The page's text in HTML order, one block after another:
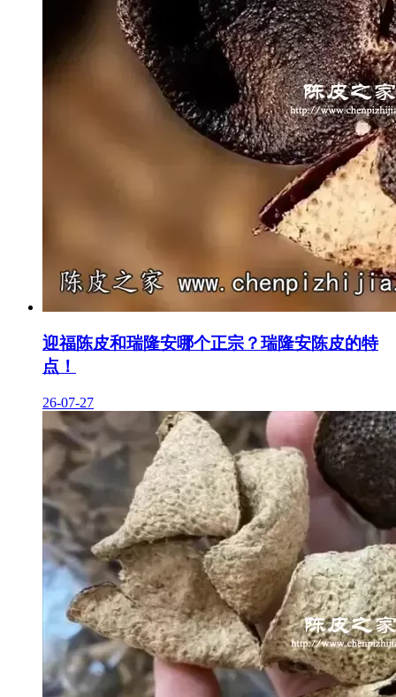
迎福陈皮和瑞隆安哪个正宗？瑞隆安陈皮的特
点！
26-07-27